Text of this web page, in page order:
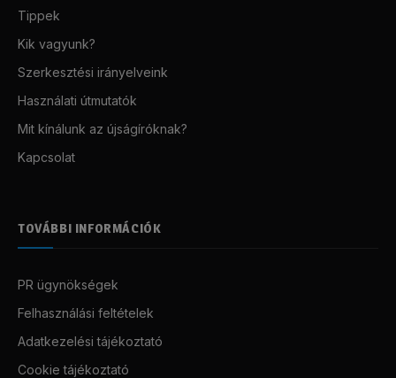
Tippek
Kik vagyunk?
Szerkesztési irányelveink
Használati útmutatók
Mit kínálunk az újságíróknak?
Kapcsolat
TOVÁBBI INFORMÁCIÓK
PR ügynökségek
Felhasználási feltételek
Adatkezelési tájékoztató
Cookie tájékoztató